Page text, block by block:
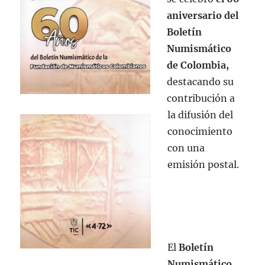
aniversario del
Boletín
Numismático
de Colombia,
destacando su
contribución a
la difusión del
conocimiento
con una
emisión postal.
ElBoletín